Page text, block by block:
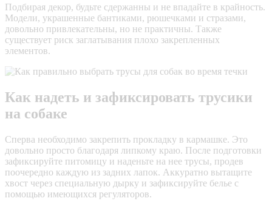
Подбирая декор, будьте сдержанны и не впадайте в крайность.
Модели, украшенные бантиками, рюшечками и стразами,
довольно привлекательны, но не практичны. Также
существует риск заглатывания плохо закрепленных
элементов.
Как надеть и зафиксировать трусики
на собаке
Сперва необходимо закрепить прокладку в кармашке. Это
довольно просто благодаря липкому краю. После подготовки
зафиксируйте питомицу и наденьте на нее трусы, продев
поочередно каждую из задних лапок. Аккуратно вытащите
хвост через специальную дырку и зафиксируйте белье с
помощью имеющихся регуляторов.